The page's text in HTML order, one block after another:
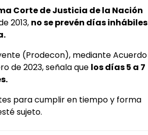
Corte de Justicia de la Nación
2013, no se prevén días inhábiles
(Prodecon), mediante Acuerdo
de 2023, señala que los días 5 a 7
para cumplir en tiempo y forma
sujeto.